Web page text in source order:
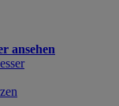
ansehen